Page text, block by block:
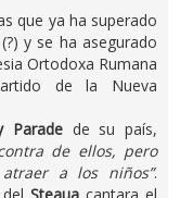
que ya ha superado
y se ha asegurado
Ortodoxa Rumana
de la Nueva
Paradede su país,
de ellos, pero
a los niños”.